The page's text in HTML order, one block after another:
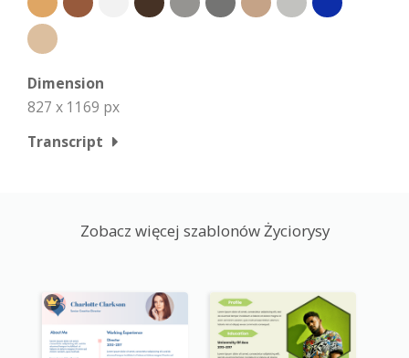
Dimension
827 x 1169 px
Transcript
Zobacz więcej szablonów Życiorysy